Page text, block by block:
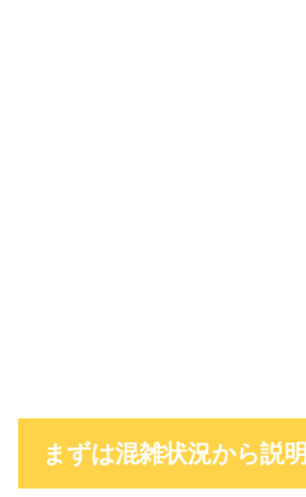
まずは混雑状況から説明